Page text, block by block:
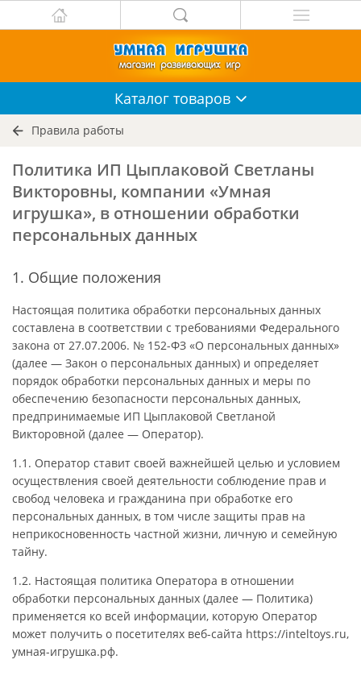
Каталог товаров
Правила работы
Политика ИП Цыплаковой Светланы
Викторовны, компании «Умная
игрушка», в отношении обработки
персональных данных
1. Общие положения
Настоящая политика обработки персональных данных
составлена в соответствии с требованиями Федерального
закона от 27.07.2006. № 152-ФЗ «О персональных данных»
(далее — Закон о персональных данных) и определяет
порядок обработки персональных данных и меры по
обеспечению безопасности персональных данных,
предпринимаемые ИП Цыплаковой Светланой
Викторовной (далее — Оператор).
1.1. Оператор ставит своей важнейшей целью и условием
осуществления своей деятельности соблюдение прав и
свобод человека и гражданина при обработке его
персональных данных, в том числе защиты прав на
неприкосновенность частной жизни, личную и семейную
тайну.
1.2. Настоящая политика Оператора в отношении
обработки персональных данных (далее — Политика)
применяется ко всей информации, которую Оператор
может получить о посетителях веб-сайта https://inteltoys.ru,
умная-игрушка.рф.